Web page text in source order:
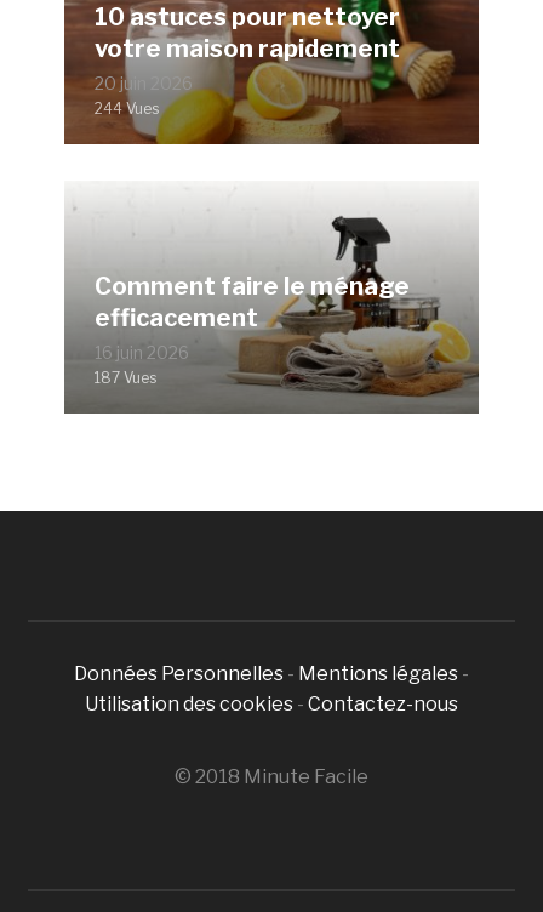
10 astuces pour nettoyer
votre maison rapidement
20 juin 2026
244 Vues
Comment faire le ménage
efficacement
16 juin 2026
187 Vues
Données Personnelles - Mentions légales -
Utilisation des cookies - Contactez-nous
© 2018 Minute Facile